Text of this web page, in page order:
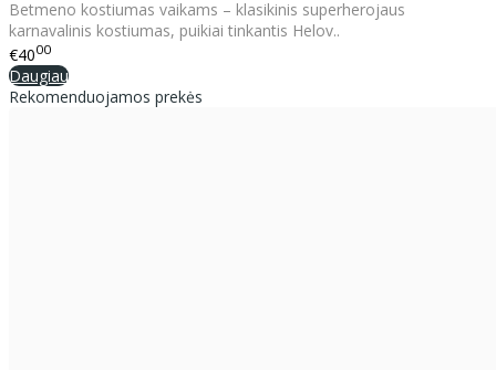
Betmeno kostiumas vaikams – klasikinis superherojaus
karnavalinis kostiumas, puikiai tinkantis Helov..
€4000
Daugiau
Rekomenduojamos prekės